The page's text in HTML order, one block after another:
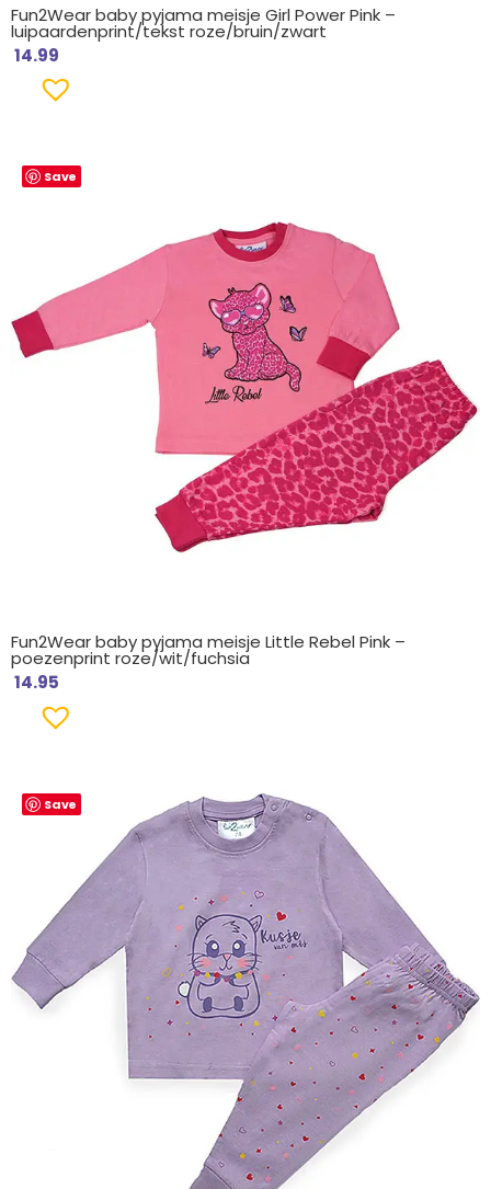
Fun2Wear baby pyjama meisje Girl Power Pink –
luipaardenprint/tekst roze/bruin/zwart
14.99
Save
Fun2Wear baby pyjama meisje Little Rebel Pink –
poezenprint roze/wit/fuchsia
14.95
Save